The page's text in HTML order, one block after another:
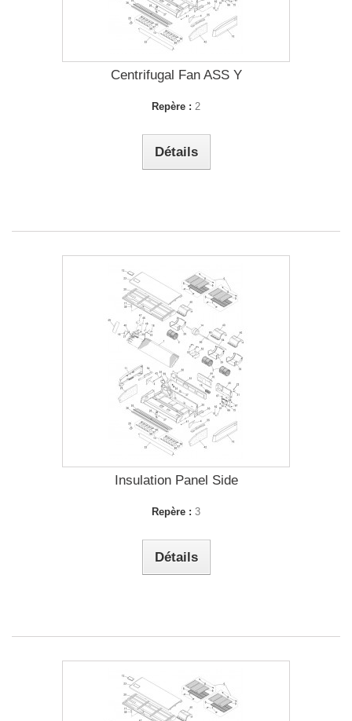
Centrifugal Fan ASS Y
Repère : 2
Détails
Insulation Panel Side
Repère : 3
Détails